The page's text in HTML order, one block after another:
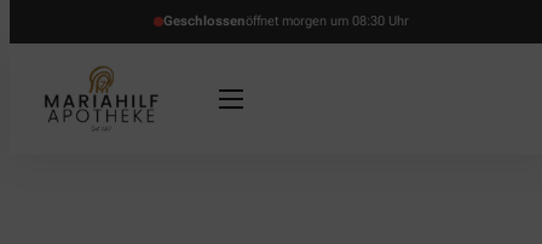
Geschlossenöffnet morgen um 08:30 Uhr